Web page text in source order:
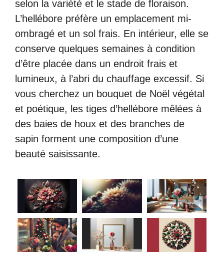
selon la variété et le stade de floraison.
L’hellébore préfère un emplacement mi-
ombragé et un sol frais. En intérieur, elle se
conserve quelques semaines à condition
d’être placée dans un endroit frais et
lumineux, à l’abri du chauffage excessif. Si
vous cherchez un bouquet de Noël végétal
et poétique, les tiges d’hellébore mêlées à
des baies de houx et des branches de
sapin forment une composition d’une
beauté saisissante.